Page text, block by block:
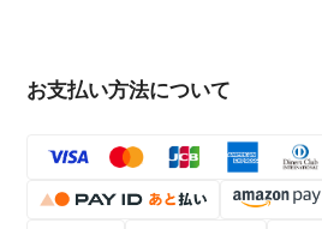
お支払い方法について